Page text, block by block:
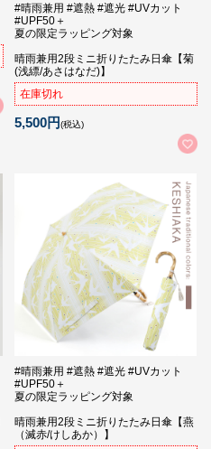
#晴雨兼用 #遮熱 #遮光 #UVカット
#UPF50＋
夏の限定ラッピング対象
晴雨兼用2段ミニ折りたたみ日傘【菊
(浅縹/あさはなだ)】
在庫切れ
5,500円(税込)
#晴雨兼用 #遮熱 #遮光 #UVカット
#UPF50＋
夏の限定ラッピング対象
晴雨兼用2段ミニ折りたたみ日傘【燕
（滅赤/けしあか）】